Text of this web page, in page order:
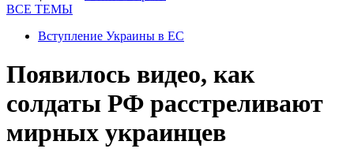
ВСЕ ТЕМЫ
Вступление Украины в ЕС
Появилось видео, как
солдаты РФ расстреливают
мирных украинцев